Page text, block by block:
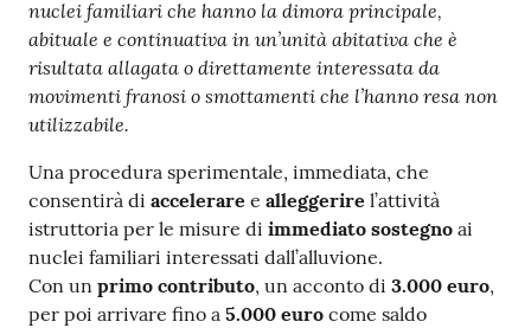
nuclei familiari che hanno la dimora principale,
abituale e continuativa in un’unità abitativa che è
risultata allagata o direttamente interessata da
movimenti franosi o smottamenti che l’hanno resa non
utilizzabile.
Una procedura sperimentale, immediata, che
consentirà di accelerare e alleggerire l’attività
istruttoria per le misure di immediato sostegno ai
nuclei familiari interessati dall’alluvione.
Con un primo contributo, un acconto di 3.000 euro,
per poi arrivare fino a 5.000 euro come saldo